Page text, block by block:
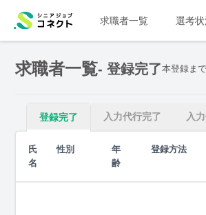
求職者一覧 選考状
求職者一覧- 登録完了本登録ま
登録完了 入力代行完了 入
氏
名
性別
年
齢
登録方法